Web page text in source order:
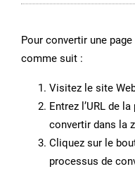
Pour convertir une
comme suit :
Visitez le site
Entrez l’URL de
convertir dans la
Cliquez sur le
processus de